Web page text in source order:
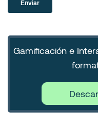
Gamificación e